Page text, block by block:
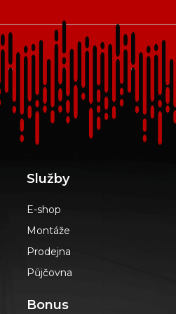
Služby
E-shop
Montáže
Prodejna
Půjčovna
Bonus